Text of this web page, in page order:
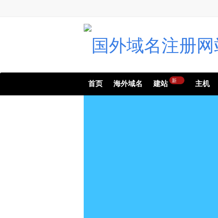
首页 海外域名 建站 新 主机